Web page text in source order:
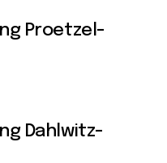
Proetzel-
Dahlwitz-